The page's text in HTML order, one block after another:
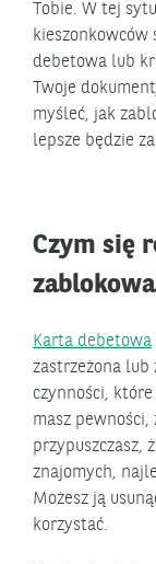
Tobie. W tej
debetowa lub
Twoje
myśleć, jak
lepsze będzie
Czym się
Karta debetowa
zastrzeżona lub
czynności,
masz pewności,
przypuszczasz,
znajomych,
Możesz ją
korzystać.